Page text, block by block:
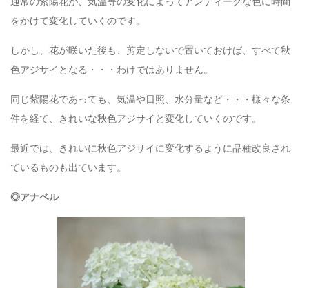
をかけて変化していくのです。
しかし、花が咲いた後も、剪定しないで置いておけば、すべて秋
色アジサイとなる・・・わけではありません。
同じ紫陽花であっても、気温や日照、水分量など・・・様々な条
件を経て、きれいな秋色アジサイと変化していくのです。
最近では、きれいに秋色アジサイに変化するように品種改良され
ているものも出ています。
◎アナベル